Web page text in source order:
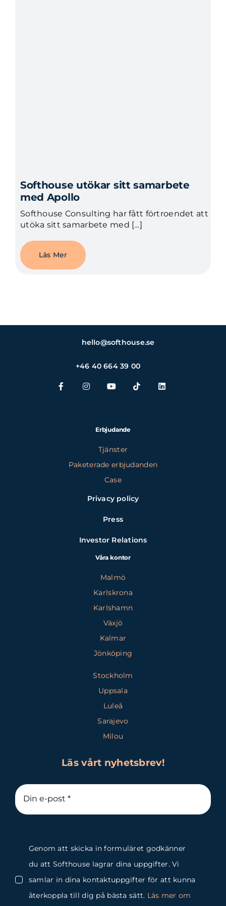
Softhouse utökar sitt samarbete
med Apollo
Softhouse Consulting har fått förtroendet att
utöka sitt samarbete med […]
Läs Mer
hello@softhouse.se
+46 40 664 39 00
Erbjudande
Tjänster
Paketerade erbjudanden
Case
Privacy policy
Press
Investor Relations
Våra kontor
Malmö
Karlskrona
Karlshamn
Växjö
Kalmar
Jönköping
Stockholm
Uppsala
Luleå
Sarajevo
Milou
Läs vårt nyhetsbrev!
Genom att skicka in formuläret godkänner
du att Softhouse lagrar dina uppgifter. Vi
samlar in dina kontaktuppgifter för att kunna
återkoppla till dig på bästa sätt. Läs mer om